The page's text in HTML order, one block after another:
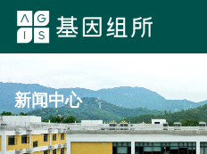
新闻中心